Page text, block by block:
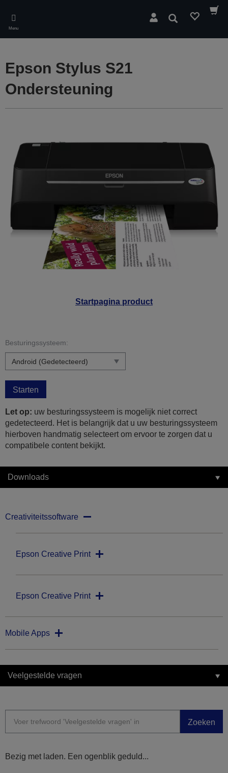
main
content
Menu
Zoeken
Startpagina product
Epson Stylus S21
Ondersteuning
Besturingssysteem:
Starten
Let op: uw besturingssysteem is mogelijk niet correct
gedetecteerd. Het is belangrijk dat u uw besturingssysteem
hierboven handmatig selecteert om ervoor te zorgen dat u
compatibele content bekijkt.
Downloads
Creativiteitssoftware
Epson Creative Print
Epson Creative Print
Mobile Apps
Veelgestelde vragen
Zoeken
Bezig met laden. Een ogenblik geduld...